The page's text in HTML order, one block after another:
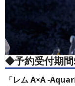
◆予約受付期間
「レム A×A -